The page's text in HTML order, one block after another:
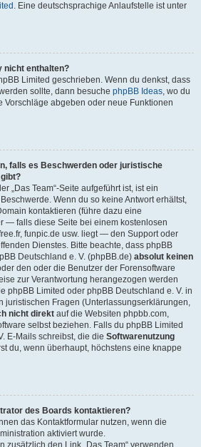
. Eine deutschsprachige Anlaufstelle ist unter
nicht enthalten?
Limited geschrieben. Wenn du denkst, dass
sollte, dann besuche phpBB Ideas, wo du
Vorschläge abgeben oder neue Funktionen
falls es Beschwerden oder juristische
„Das Team“-Seite aufgeführt ist, ist ein
Wenn du so keine Antwort erhältst,
kontaktieren (führe dazu eine
— falls diese Seite bei einem kostenlosen
funpic.de usw. liegt — den Support oder
Dienstes. Bitte beachte, dass phpBB
Deutschland e. V. (phpBB.de) absolut keinen
den oder die Benutzer der Forensoftware
zur Verantwortung herangezogen werden
phpBB Limited oder phpBB Deutschland e. V. in
juristischen Fragen (Unterlassungserklärungen,
nicht direkt auf die Websiten phpbb.com,
selbst beziehen. Falls du phpBB Limited
E-Mails schreibst, die die Softwarenutzung
du, wenn überhaupt, höchstens eine knappe
des Boards kontaktieren?
das Kontaktformular nutzen, wenn die
aktiviert wurde.
zusätzlich den Link „Das Team“ verwenden.